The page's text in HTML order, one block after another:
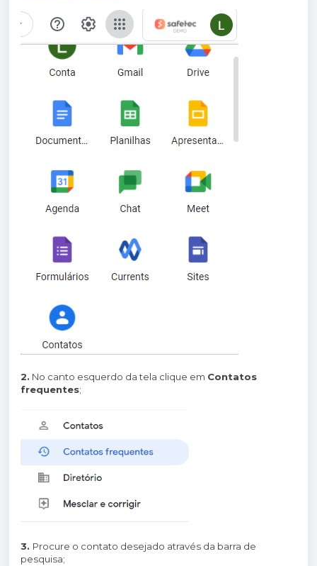
2. No canto esquerdo da tela clique em Contatos
frequentes;
3. Procure o contato desejado através da barra de
pesquisa;